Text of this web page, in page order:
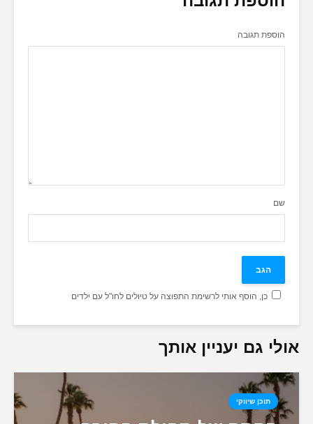
הוספת תגובה
שם
כן, הוסף אותי לרשימת התפוצה על טיולים לחו"ל עם ילדים
אולי גם יעניין אותך
תוכן שיווקי